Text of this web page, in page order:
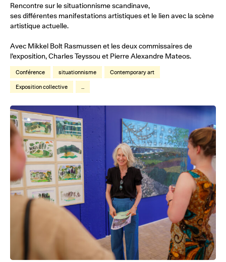
Rencontre sur le situationnisme scandinave,
ses différentes manifestations artistiques et le lien avec la scène
artistique actuelle.
Avec Mikkel Bolt Rasmussen et les deux commissaires de
l’exposition, Charles Teyssou et Pierre Alexandre Mateos.
Conférence situationnisme
Contemporary art
Exposition collective
...